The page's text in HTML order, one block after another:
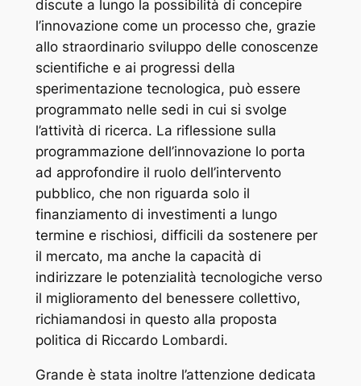
discute a lungo la possibilità di concepire
l’innovazione come un processo che, grazie
allo straordinario sviluppo delle conoscenze
scientifiche e ai progressi della
sperimentazione tecnologica, può essere
programmato nelle sedi in cui si svolge
l’attività di ricerca. La riflessione sulla
programmazione dell’innovazione lo porta
ad approfondire il ruolo dell’intervento
pubblico, che non riguarda solo il
finanziamento di investimenti a lungo
termine e rischiosi, difficili da sostenere per
il mercato, ma anche la capacità di
indirizzare le potenzialità tecnologiche verso
il miglioramento del benessere collettivo,
richiamandosi in questo alla proposta
politica di Riccardo Lombardi.
Grande è stata inoltre l’attenzione dedicata